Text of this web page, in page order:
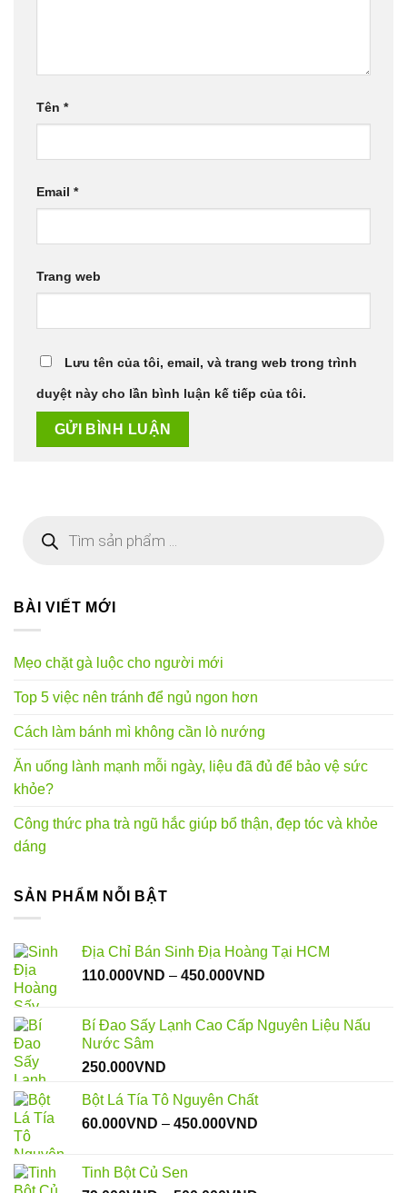
Tên *
Email *
Trang web
Lưu tên của tôi, email, và trang web trong trình
duyệt này cho lần bình luận kế tiếp của tôi.
kiếm
BÀI VIẾT MỚI
Mẹo chặt gà luộc cho người mới
Top 5 việc nên tránh để ngủ ngon hơn
Cách làm bánh mì không cần lò nướng
Ăn uống lành mạnh mỗi ngày, liệu đã đủ để bảo vệ sức
khỏe?
Công thức pha trà ngũ hắc giúp bổ thận, đẹp tóc và khỏe
dáng
SẢN PHẨM NỖI BẬT
Địa Chỉ Bán Sinh Địa Hoàng Tại HCM
110.000VND – 450.000VND
110.000VND
Bí Đao Sấy Lạnh Cao Cấp Nguyên Liệu Nấu
Nước Sâm
250.000VND
Bột Lá Tía Tô Nguyên Chất
60.000VND – 450.000VND
Tinh Bột Củ Sen